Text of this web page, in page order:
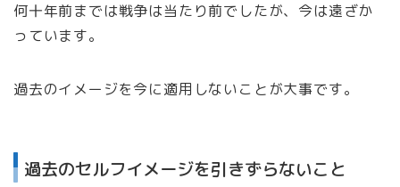
何十年前までは戦争は当たり前でしたが、今は遠ざか
っています。
過去のイメージを今に適用しないことが大事です。
過去のセルフイメージを引きずらないこと